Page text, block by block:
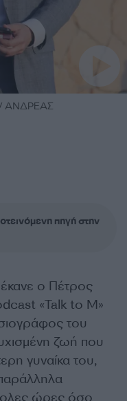
/ ΑΝΔΡΕΑΣ
πηγή στην
ο Πέτρος
«Talk to M»
του
ζωή που
γυναίκα του,
ώρες όσο